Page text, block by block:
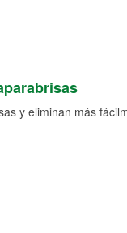
y eliminan más